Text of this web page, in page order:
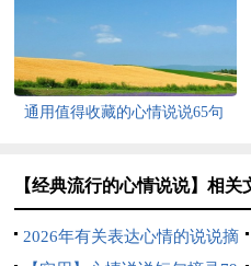
通用值得收藏的心情说说65句
【经典流行的心情说说】相关
2026年有关表达心情的说说摘